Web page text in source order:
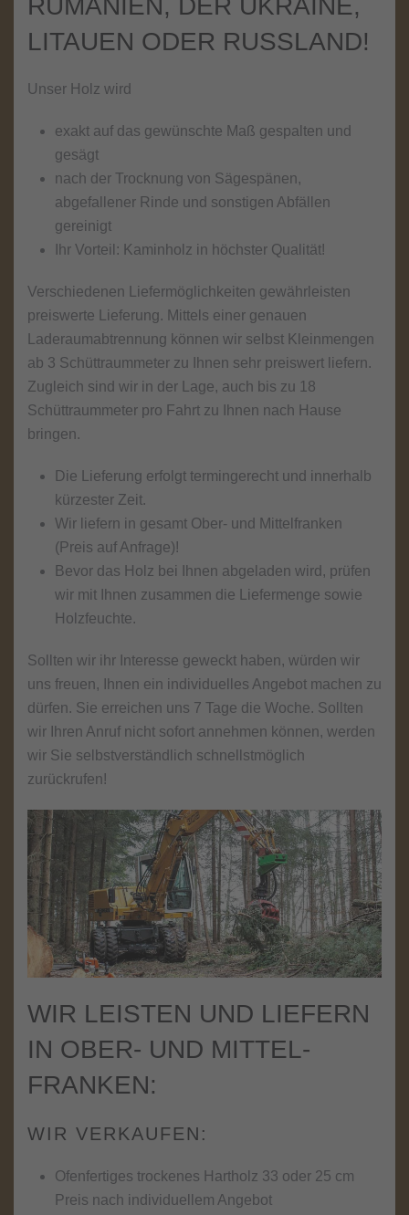
RUMÄNIEN, DER UKRAINE,
LITAUEN ODER RUSSLAND!
Unser Holz wird
exakt auf das gewünschte Maß gespalten und
gesägt
nach der Trocknung von Sägespänen,
abgefallener Rinde und sonstigen Abfällen
gereinigt
Ihr Vorteil: Kaminholz in höchster Qualität!
Verschiedenen Liefermöglichkeiten gewährleisten
preiswerte Lieferung. Mittels einer genauen
Laderaumabtrennung können wir selbst Kleinmengen
ab 3 Schüttraummeter zu Ihnen sehr preiswert liefern.
Zugleich sind wir in der Lage, auch bis zu 18
Schüttraummeter pro Fahrt zu Ihnen nach Hause
bringen.
Die Lieferung erfolgt termingerecht und innerhalb
kürzester Zeit.
Wir liefern in gesamt Ober- und Mittelfranken
(Preis auf Anfrage)!
Bevor das Holz bei Ihnen abgeladen wird, prüfen
wir mit Ihnen zusammen die Liefermenge sowie
Holzfeuchte.
Sollten wir ihr Interesse geweckt haben, würden wir
uns freuen, Ihnen ein individuelles Angebot machen zu
dürfen. Sie erreichen uns 7 Tage die Woche. Sollten
wir Ihren Anruf nicht sofort annehmen können, werden
wir Sie selbstverständlich schnellstmöglich
zurückrufen!
WIR LEISTEN UND LIEFERN
IN OBER- UND MITTEL­
FRANKEN:
WIR VERKAUFEN:
Ofenfertiges trockenes Hartholz 33 oder 25 cm
Preis nach individuellem Angebot